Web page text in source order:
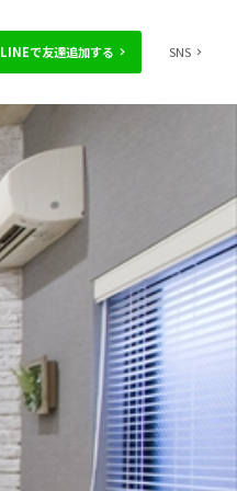
LINEで友達追加する SNS